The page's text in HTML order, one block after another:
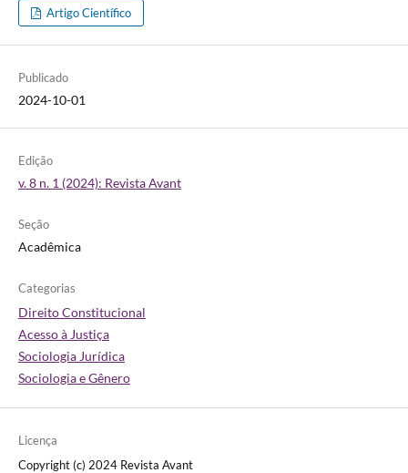
Artigo Científico
Publicado
2024-10-01
Edição
v. 8 n. 1 (2024): Revista Avant
Seção
Acadêmica
Categorias
Direito Constitucional
Acesso à Justiça
Sociologia Jurídica
Sociologia e Gênero
Licença
Copyright (c) 2024 Revista Avant